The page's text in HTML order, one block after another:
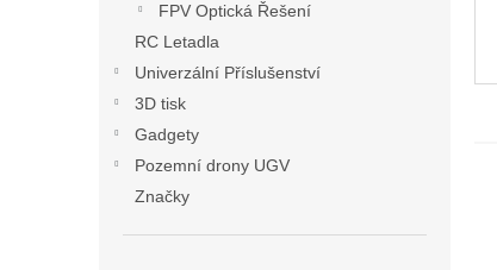
FPV Optická Řešení
RC Letadla
Univerzální Příslušenství
3D tisk
Gadgety
Pozemní drony UGV
Značky